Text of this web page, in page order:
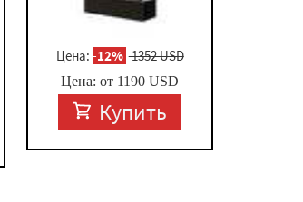
Цена: -12% 1352 USD
Цена: от 1190 USD
Купить